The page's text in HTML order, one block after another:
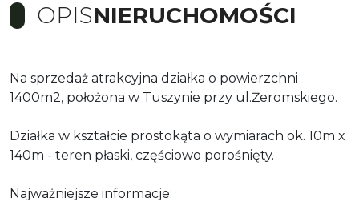
OPISNIERUCHOMOŚCI
Na sprzedaż atrakcyjna działka o powierzchni
1400m2, położona w Tuszynie przy ul.Żeromskiego.
Działka w kształcie prostokąta o wymiarach ok. 10m x
140m - teren płaski, częściowo porośnięty.
Najważniejsze informacje: